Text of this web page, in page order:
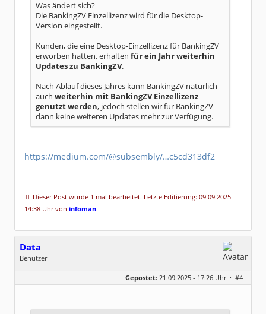
Was ändert sich?
Die BankingZV Einzellizenz wird für die Desktop-
Version eingestellt.
Kunden, die eine Desktop-Einzellizenz für BankingZV
erworben hatten, erhalten für ein Jahr weiterhin
Updates zu BankingZV.
Nach Ablauf dieses Jahres kann BankingZV natürlich
auch weiterhin mit BankingZV Einzellizenz
genutzt werden, jedoch stellen wir für BankingZV
dann keine weiteren Updates mehr zur Verfügung.
https://medium.com/@subsembly/…c5cd313df2
Dieser Post wurde 1 mal bearbeitet. Letzte Editierung: 09.09.2025 -
14:38 Uhr von infoman.
Data
Benutzer
Dabei seit:
12 / 2016
Gepostet: 21.09.2025 - 17:26 Uhr · #4